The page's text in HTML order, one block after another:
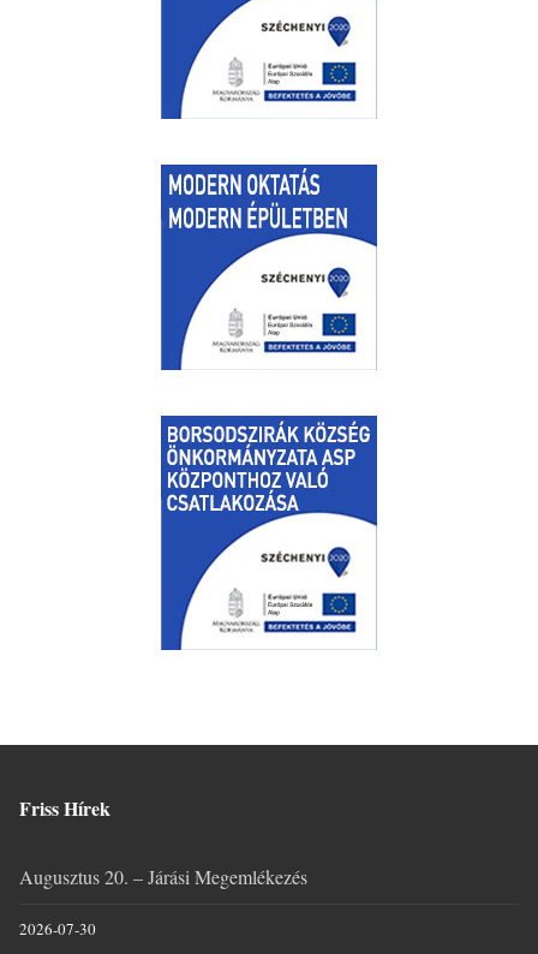
Friss Hírek
Augusztus 20. – Járási Megemlékezés
2026-07-30